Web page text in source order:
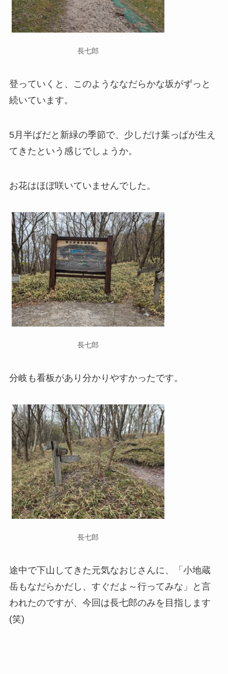
長七郎
登っていくと、このようななだらかな坂がずっと
続いています。
5月半ばだと新緑の季節で、少しだけ葉っぱが生え
てきたという感じでしょうか。
お花はほぼ咲いていませんでした。
長七郎
分岐も看板があり分かりやすかったです。
長七郎
途中で下山してきた元気なおじさんに、「小地蔵
岳もなだらかだし、すぐだよ～行ってみな」と言
われたのですが、今回は長七郎のみを目指します
(笑)